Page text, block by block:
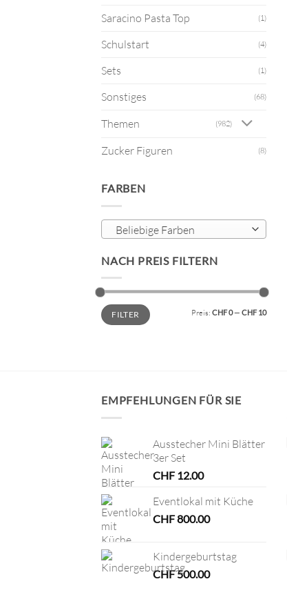
Saracino Pasta Top (1)
Schulstart (4)
Sets (1)
Sonstiges (68)
Themen (982)
Zucker Figuren (8)
FARBEN
Beliebige Farben
NACH PREIS FILTERN
Min.
Preis
Max.
PreisFILTER Preis: CHF 0— CHF 10
EMPFEHLUNGEN FÜR SIE
Ausstecher Mini Blätter
3er Set
CHF12.00
Eventlokal mit Küche
CHF800.00
Kindergeburtstag
CHF500.00